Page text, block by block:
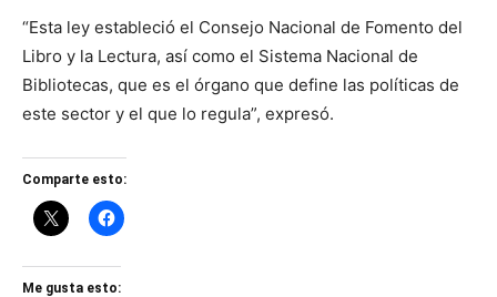
“Esta ley estableció el Consejo Nacional de Fomento del
Libro y la Lectura, así como el Sistema Nacional de
Bibliotecas, que es el órgano que define las políticas de
este sector y el que lo regula”, expresó.
Comparte esto:
Me gusta esto: